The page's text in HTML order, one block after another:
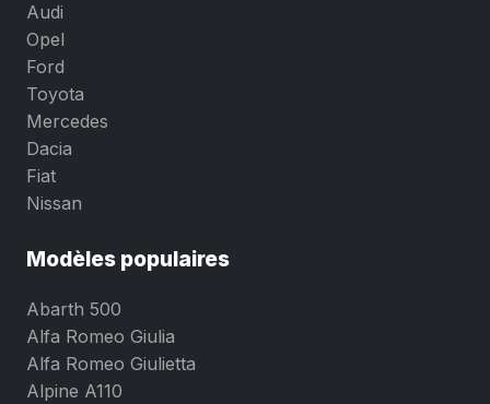
Audi
Opel
Ford
Toyota
Mercedes
Dacia
Fiat
Nissan
Modèles populaires
Abarth 500
Alfa Romeo Giulia
Alfa Romeo Giulietta
Alpine A110